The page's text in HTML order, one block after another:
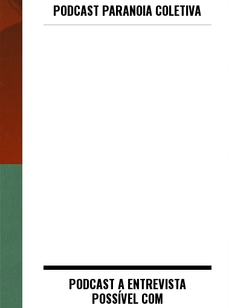
PODCAST PARANOIA COLETIVA
PODCAST A ENTREVISTA
POSSÍVEL COM